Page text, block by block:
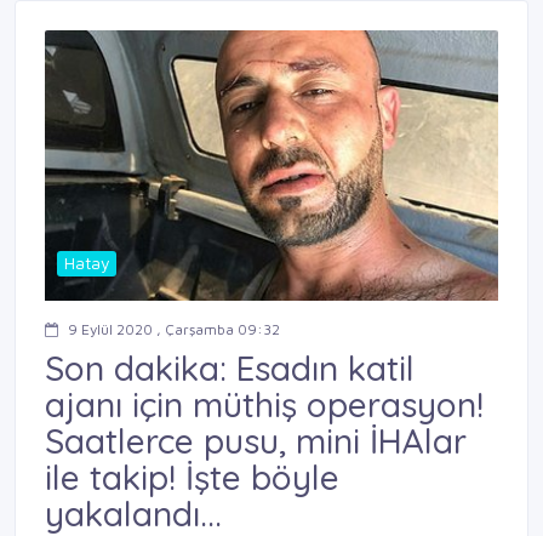
Hatay
9 Eylül 2020 , Çarşamba 09:32
Son dakika: Esadın katil
ajanı için müthiş operasyon!
Saatlerce pusu, mini İHAlar
ile takip! İşte böyle
yakalandı...